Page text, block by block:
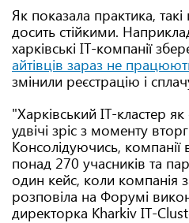
Як показала практика,
досить стійкими.
харківські IT-компанії
айтівців зараз не
змінили реєстрацію і
"Харківський IT-кластер
удвічі зріс з моменту
Консолідуючись,
понад 270 учасників та
один кейс, коли компанія
розповіла на Форумі
директорка Kharkiv IT-